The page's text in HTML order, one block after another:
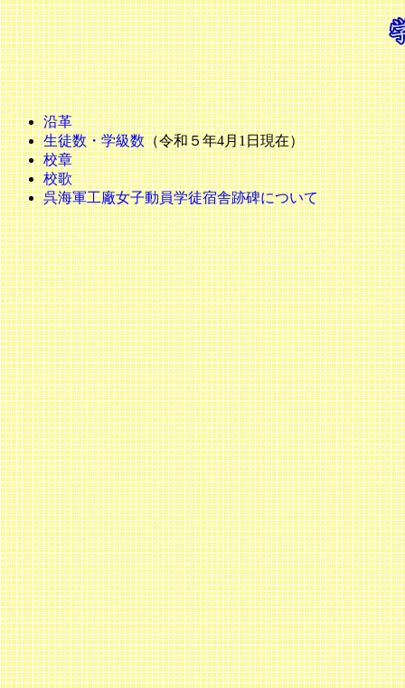
沿革
生徒数・学級数（令和５年4月1日現在）
校章
校歌
呉海軍工廠女子動員学徒宿舎跡碑について